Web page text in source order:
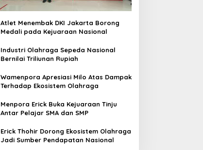
Atlet Menembak DKI Jakarta Borong
Medali pada Kejuaraan Nasional
Industri Olahraga Sepeda Nasional
Bernilai Triliunan Rupiah
Wamenpora Apresiasi Milo Atas Dampak
Terhadap Ekosistem Olahraga
Menpora Erick Buka Kejuaraan Tinju
Antar Pelajar SMA dan SMP
Erick Thohir Dorong Ekosistem Olahraga
Jadi Sumber Pendapatan Nasional